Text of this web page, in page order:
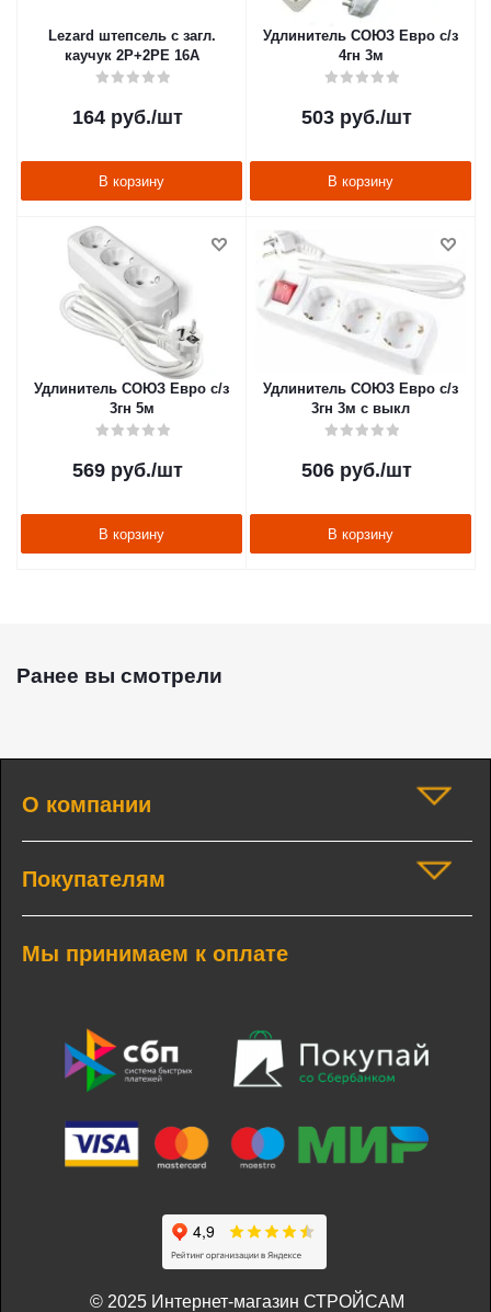
Lezard штепсель с загл.
каучук 2Р+2РЕ 16А
164 руб./шт
В корзину
Удлинитель СОЮЗ Евро с/з
4гн 3м
503 руб./шт
В корзину
Удлинитель СОЮЗ Евро с/з
3гн 5м
569 руб./шт
В корзину
Удлинитель СОЮЗ Евро с/з
3гн 3м с выкл
506 руб./шт
В корзину
Ранее вы смотрели
О компании
Покупателям
Мы принимаем к оплате
© 2025 Интернет-магазин СТРОЙСАМ